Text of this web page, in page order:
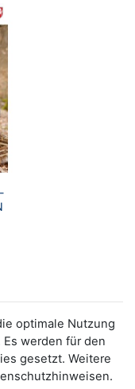
optimale Nutzung
werden für den
gesetzt. Weitere